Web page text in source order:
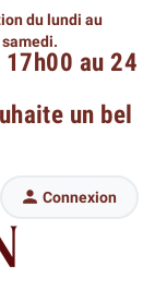
du lundi au
samedi.
au 24
un bel
 Connexion